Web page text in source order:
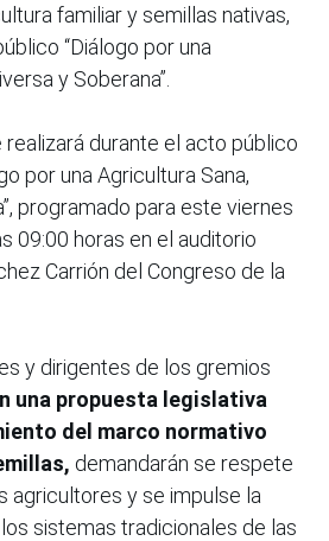
familiar y semillas nativas,
“Diálogo por una
y Soberana”.
durante el acto público
por una Agricultura Sana,
programado para este viernes
09:00 horas en el auditorio
Carrión del Congreso de la
y dirigentes de los gremios
una propuesta legislativa
del marco normativo
demandarán se respete
agricultores y se impulse la
sistemas tradicionales de las